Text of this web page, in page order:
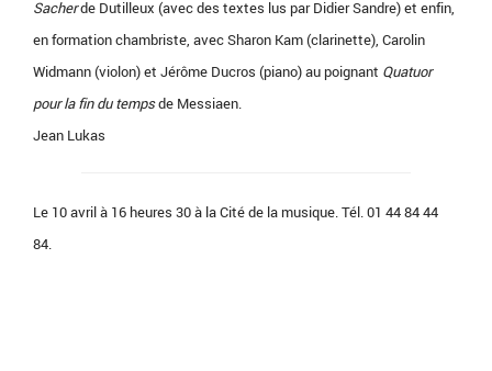
Sacherde Dutilleux (avec des textes lus par Didier Sandre) et enfin,
en formation chambriste, avec Sharon Kam (clarinette), Carolin
Widmann (violon) et Jérôme Ducros (piano) au poignant Quatuor
pour la fin du tempsde Messiaen.
Jean Lukas
Le 10 avril à 16 heures 30 à la Cité de la musique. Tél. 01 44 84 44
84.